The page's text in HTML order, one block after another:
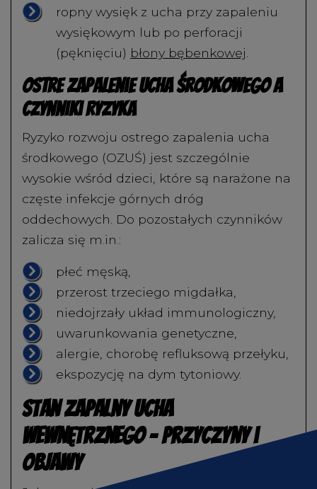
ropny wysięk z ucha przy zapaleniu
wysiękowym lub po perforacji
(pęknięciu) błony bębenkowej.
Ostre zapalenie ucha środkowego a
czynniki ryzyka
Ryzyko rozwoju ostrego zapalenia ucha
środkowego (OZUŚ) jest szczególnie
wysokie wśród dzieci, które są narażone na
częste infekcje górnych dróg
oddechowych. Do pozostałych czynników
zalicza się m.in.:
płeć męską,
przerost trzeciego migdałka,
niedojrzały układ immunologiczny,
uwarunkowania genetyczne,
alergie, chorobę refluksową przełyku,
ekspozycję na dym tytoniowy.
Stan zapalny ucha
wewnętrznego – przyczyny i
objawy